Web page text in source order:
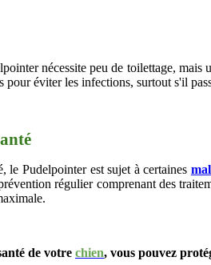
nécessite peu de toilettage,
pour éviter les infections, surtout s'il
le Pudelpointer est sujet à certaines
régulier comprenant des
de votre chien, vous pouvez